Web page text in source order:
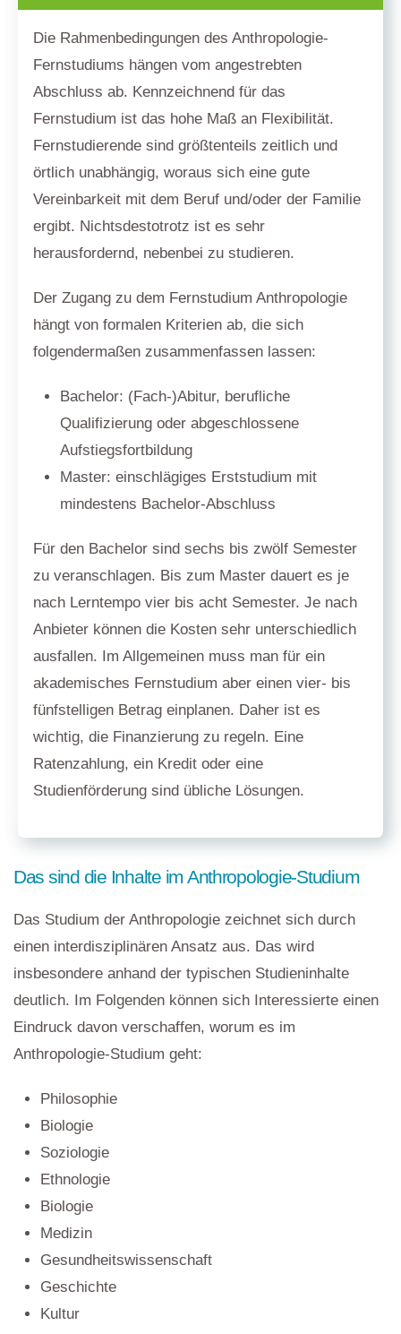
Die Rahmenbedingungen des Anthropologie-
Fernstudiums hängen vom angestrebten
Abschluss ab. Kennzeichnend für das
Fernstudium ist das hohe Maß an Flexibilität.
Fernstudierende sind größtenteils zeitlich und
örtlich unabhängig, woraus sich eine gute
Vereinbarkeit mit dem Beruf und/oder der Familie
ergibt. Nichtsdestotrotz ist es sehr
herausfordernd, nebenbei zu studieren.
Der Zugang zu dem Fernstudium Anthropologie
hängt von formalen Kriterien ab, die sich
folgendermaßen zusammenfassen lassen:
Bachelor: (Fach-)Abitur, berufliche
Qualifizierung oder abgeschlossene
Aufstiegsfortbildung
Master: einschlägiges Erststudium mit
mindestens Bachelor-Abschluss
Für den Bachelor sind sechs bis zwölf Semester
zu veranschlagen. Bis zum Master dauert es je
nach Lerntempo vier bis acht Semester. Je nach
Anbieter können die Kosten sehr unterschiedlich
ausfallen. Im Allgemeinen muss man für ein
akademisches Fernstudium aber einen vier- bis
fünfstelligen Betrag einplanen. Daher ist es
wichtig, die Finanzierung zu regeln. Eine
Ratenzahlung, ein Kredit oder eine
Studienförderung sind übliche Lösungen.
Das sind die Inhalte im Anthropologie-Studium
Das Studium der Anthropologie zeichnet sich durch
einen interdisziplinären Ansatz aus. Das wird
insbesondere anhand der typischen Studieninhalte
deutlich. Im Folgenden können sich Interessierte einen
Eindruck davon verschaffen, worum es im
Anthropologie-Studium geht:
Philosophie
Biologie
Soziologie
Ethnologie
Biologie
Medizin
Gesundheitswissenschaft
Geschichte
Kultur